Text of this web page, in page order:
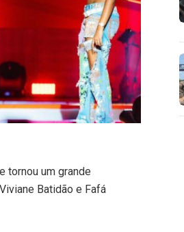
tornou um grande
Batidão e Fafá